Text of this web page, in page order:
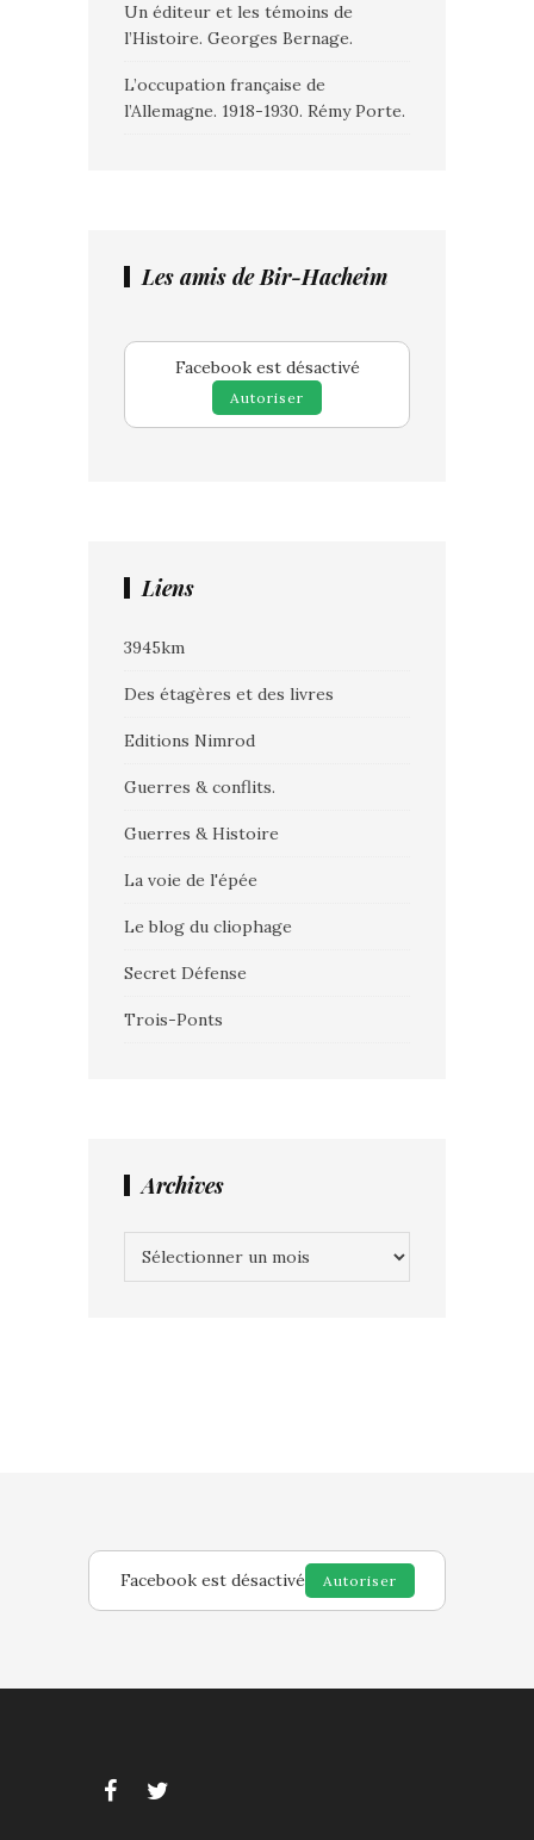
Un éditeur et les témoins de
l’Histoire. Georges Bernage.
L’occupation française de
l’Allemagne. 1918-1930. Rémy Porte.
Les amis de Bir-Hacheim
Facebook est désactivé
Autoriser
Liens
3945km
Des étagères et des livres
Editions Nimrod
Guerres & conflits.
Guerres & Histoire
La voie de l'épée
Le blog du cliophage
Secret Défense
Trois-Ponts
Archives
Facebook est désactivé Autoriser